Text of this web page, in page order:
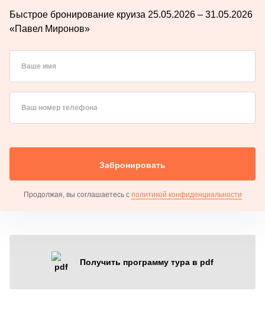
Быстрое бронирование круиза 25.05.2026 – 31.05.2026
«Павел Миронов»
Ваше имя
Ваш номер телефона
Забронировать
Продолжая, вы соглашаетесь с политикой конфиденциальности
Получить программу тура в pdf